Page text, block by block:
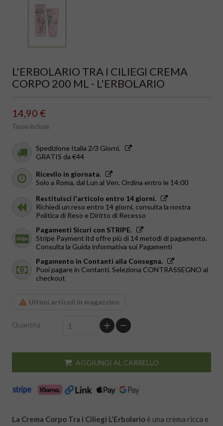
L'ERBOLARIO TRA I CILIEGI CREMA
CORPO 200 ML - L'ERBOLARIO
14,90 €
Tasse incluse
Spedizione Italia 2/3 Giorni.
GRATIS da €44
Ricevilo in giornata.
Solo a Roma, dal Lun al Ven. Ordina entro le 14:00
Restituisci l'articolo entro 14 giorni.
Richiedi un reso entro 14 giorni, consulta la nostra
Politica di Reso e Diritto di Recesso
Pagamenti Sicuri con STRIPE.
Stripe Payment ltd offre più di 14 metodi di pagamento.
Consulta la Guida informativa sui Pagamenti
Pagamento in Contanti alla Consegna.
Puoi pagare in Contanti. Seleziona CONTRASSEGNO al
checkout
Ultimi articoli in magazzino
Quantità
AGGIUNGI AL CARRELLO
La Crema Corpo Tra i Ciliegi L'Erbolario è una crema ricca e